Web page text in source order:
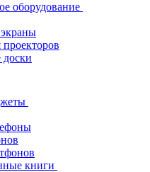
оборудование
книги